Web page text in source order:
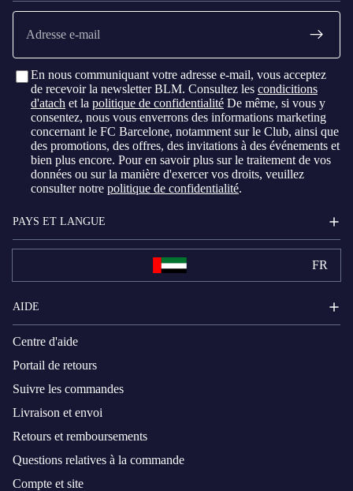
E-
mail
En nous communiquant votre adresse e-mail, vous acceptez
de recevoir la newsletter BLM. Consultez les condicitions
d'atach et la politique de confidentialité De même, si vous y
consentez, nous vous enverrons des informations marketing
concernant le FC Barcelone, notamment sur le Club, ainsi que
des promotions, des offres, des invitations à des événements et
bien plus encore. Pour en savoir plus sur le traitement de vos
données ou sur la manière d'exercer vos droits, veuillez
consulter notre politique de confidentialité.
PAYS ET LANGUE
FR
AIDE
Centre d'aide
Portail de retours
Suivre les commandes
Livraison et envoi
Retours et remboursements
Questions relatives à la commande
Compte et site